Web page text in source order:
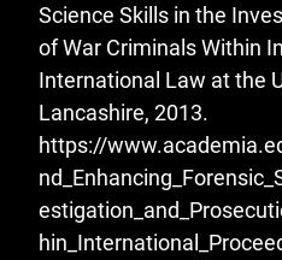
Science Skills in the
of War Criminals Within
International Law at the
Lancashire, 2013.
https://